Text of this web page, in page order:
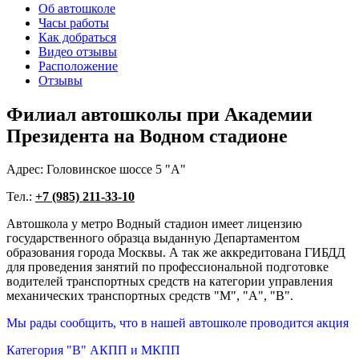
Об автошколе
Часы работы
Как добраться
Видео отзывы
Расположение
Отзывы
Филиал автошколы при Академии
Президента на Водном стадионе
Адрес: Головинское шоссе 5 "А"
Тел.: +7 (985) 211-33-10
Автошкола у метро Водный стадион имеет лицензию
государственного образца выданную Департаментом
образования города Москвы. А так же аккредитована ГИБДД
для проведения занятий по профессиональной подготовке
водителей транспортных средств на категории управления
механических транспортных средств "М", "А", "В".
Мы рады сообщить, что в нашей автошколе проводится акция
Категория "В" АКПП и МКПП